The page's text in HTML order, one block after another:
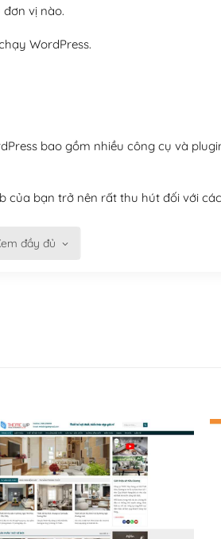
vị nào.
WordPress.
bao gồm nhiều công cụ và
của bạn trở nên rất thu hút đối với
trở nên dễ dàng và nhanh chóng.
lồ được kiểm duyệt bởi các
những cộng đồng WordPress, họ
đầy đủ